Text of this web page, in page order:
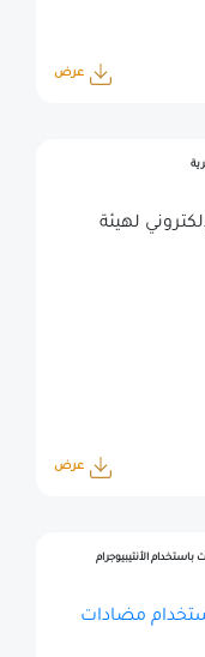
عرض
لهيئة
عرض
الأنتيبيوجرام
مضادات